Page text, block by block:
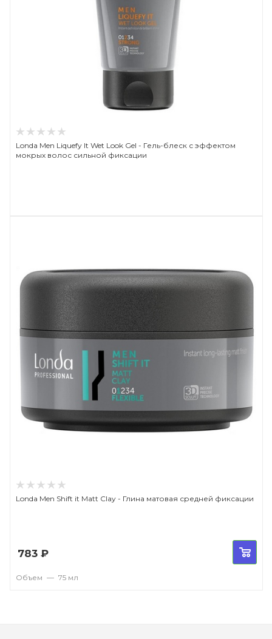
Londa Men Liquefy It Wet Look Gel - Гель-блеск с эффектом
мокрых волос сильной фиксации
Londa Men Shift it Matt Clay - Глина матовая средней фиксации
783 ₽
Объем — 75 мл